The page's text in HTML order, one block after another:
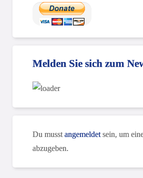
Melden Sie sich zum
Du musst angemeldetsein, um
abzugeben.